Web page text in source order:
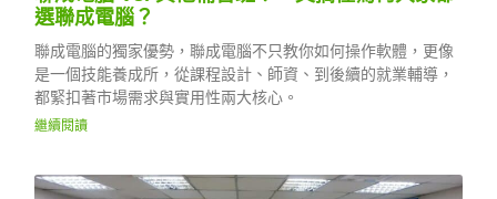
選聯成電腦？
聯成電腦的獨家優勢，聯成電腦不只教你如何操作軟體，更像
是一個技能養成所，從課程設計、師資、到後續的就業輔導，
都緊扣著市場需求與實用性兩大核心。
繼續閱讀